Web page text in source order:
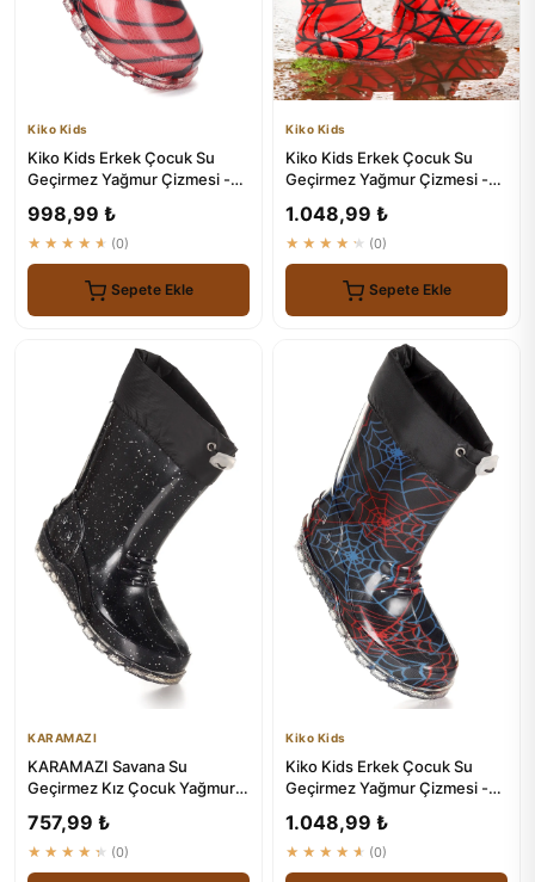
Kiko Kids
Kiko Kids Erkek Çocuk Su
Geçirmez Yağmur Çizmesi -
998,99 ₺
★★★★★ (0)
Sepete Ekle
Kiko Kids
Kiko Kids Erkek Çocuk Su
Geçirmez Yağmur Çizmesi -
1.048,99 ₺
★★★★★ (0)
Sepete Ekle
KARAMAZI
KARAMAZI Savana Su
Geçirmez Kız Çocuk Yağmur
757,99 ₺
★★★★★ (0)
Kiko Kids
Kiko Kids Erkek Çocuk Su
Geçirmez Yağmur Çizmesi -
1.048,99 ₺
★★★★★ (0)